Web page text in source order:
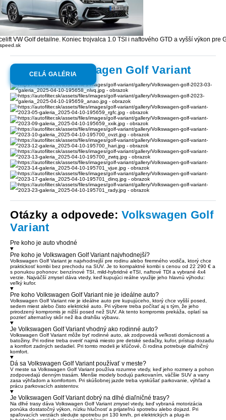
VW Golf detailne. Koniec trojvalca 1.0 TSI i naftového GTD a vyšší výkon pre
Galéria:Volkswagen Golf Variant
CELÁ GALÉRIA
Otázky a odpovede:Volkswagen Golf
Variant
Pre koho je auto vhodné
Pre koho je Volkswagen Golf Variant najvhodnejší?
Volkswagen Golf Variant je najvhodnejší pre rodinu alebo firemného vodiča, ktorý chce
praktickosť kombi bez prechodu na SUV. Je to kompaktné kombi s cenou od 22 290 € a
s ponukou pohonov: benzínové TSI, mild-hybridné eTSI, naftové TDI a vybrané 4x4
verzie. Najväčší zmysel dáva vtedy, keď kupujúci reálne využije jeho hlavnú výhodu:
veľký kufor.
Pre koho Volkswagen Golf Variant nie je ideálne auto?
Volkswagen Golf Variant nie je ideálne auto pre kupujúceho, ktorý chce vyšší posed,
sedem miest alebo čisto elektrické auto. Pri výbere treba počítať aj s tým, že jeho
prirodzený kompromis je nižší posed než SUV. Ak tento kompromis prekáža, oplatí sa
pozrieť alternatívy skôr než iba drahšiu výbavu.
Je Volkswagen Golf Variant vhodný ako rodinné auto?
Volkswagen Golf Variant môže byť rodinné auto, ak zodpovedá veľkosti domácnosti a
batožiny. Pri rodine treba overiť najmä miesto pre detské sedačky, kufor, prístup dozadu
a komfort zadných sedadiel. Pri tomto modeli je kľúčové, či rodina potrebuje diaľničný
komfort.
Dá sa Volkswagen Golf Variant používať v meste?
V meste sa Volkswagen Golf Variant používa rozumne vtedy, keď jeho rozmery a pohon
zodpovedajú denným trasám. Menšie modely bodujú parkovaním, väčšie SUV a vany
zasa výhľadom a komfortom. Pri skúšobnej jazde treba vyskúšať parkovanie, výhľad a
prácu parkovacích asistentov.
Je Volkswagen Golf Variant dobrý na dlhé diaľničné trasy?
Na dlhé trasy dáva Volkswagen Golf Variant zmysel vtedy, keď vybraná motorizácia
ponúka dostatočný výkon, nízku hlučnosť a prijateľnú spotrebu alebo dojazd. Pri
spaľovacích verziách sledujte spotrebu pri 130 km/h, pri elektrických a plug-in